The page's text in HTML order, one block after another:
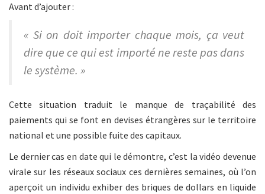
Avant d’ajouter :
« Si on doit importer chaque mois, ça veut
dire que ce qui est importé ne reste pas dans
le système. »
Cette situation traduit le manque de traçabilité des
paiements qui se font en devises étrangères sur le territoire
national et une possible fuite des capitaux.
Le dernier cas en date qui le démontre, c’est la vidéo devenue
virale sur les réseaux sociaux ces dernières semaines, où l’on
aperçoit un individu exhiber des briques de dollars en liquide